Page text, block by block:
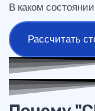
В каком
Рассчитать